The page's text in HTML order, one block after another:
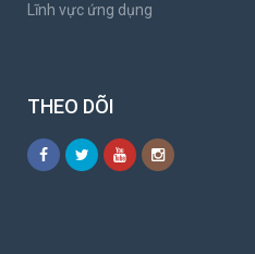
Lĩnh vực ứng dụng
THEO DÕI